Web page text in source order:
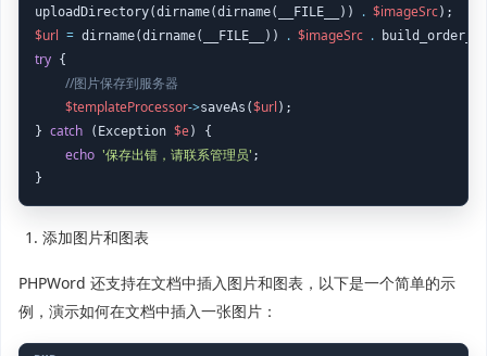
uploadDirectory(dirname(dirname(__FILE__)) . $imageSrc
$url = dirname(dirname(__FILE__)) . $imageSrc .
try {
//图片保存到服务器
$templateProcessor->saveAs($url );
} catch (Exception $e) {
echo '保存出错，请联系管理员' ;
}
添加图片和图表
PHPWord 还支持在文档中插入图片和图表，以下是一个简单的示
例，演示如何在文档中插入一张图片：